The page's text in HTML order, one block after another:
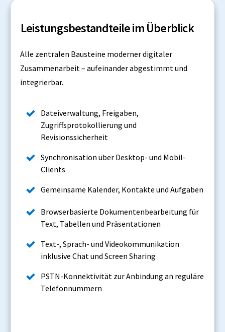
Leistungsbestandteile im Überblick
Alle zentralen Bausteine moderner digitaler
Zusammenarbeit – aufeinander abgestimmt und
integrierbar.
Dateiverwaltung, Freigaben,
Zugriffsprotokollierung und
Revisionssicherheit
Synchronisation über Desktop- und Mobil-
Clients
Gemeinsame Kalender, Kontakte und Aufgaben
Browserbasierte Dokumentenbearbeitung für
Text, Tabellen und Präsentationen
Text-, Sprach- und Videokommunikation
inklusive Chat und Screen Sharing
PSTN-Konnektivität zur Anbindung an reguläre
Telefonnummern